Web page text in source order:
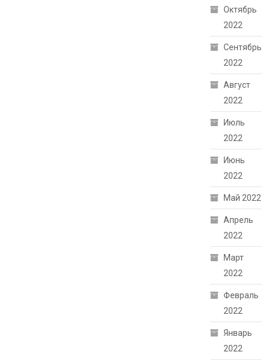
Октябрь
2022
Сентябрь
2022
Август
2022
Июль
2022
Июнь
2022
Май 2022
Апрель
2022
Март
2022
Февраль
2022
Январь
2022